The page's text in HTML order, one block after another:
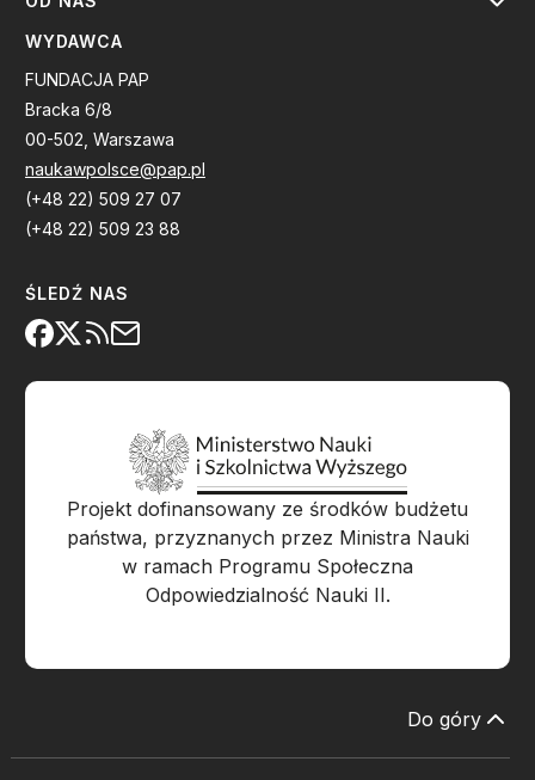
WYDAWCA
FUNDACJA PAP
Bracka 6/8
00-502, Warszawa
naukawpolsce@pap.pl
(+48 22) 509 27 07
(+48 22) 509 23 88
ŚLEDŹ NAS
Projekt dofinansowany ze środków budżetu
państwa, przyznanych przez Ministra Nauki
w ramach Programu Społeczna
Odpowiedzialność Nauki II.
Do góry